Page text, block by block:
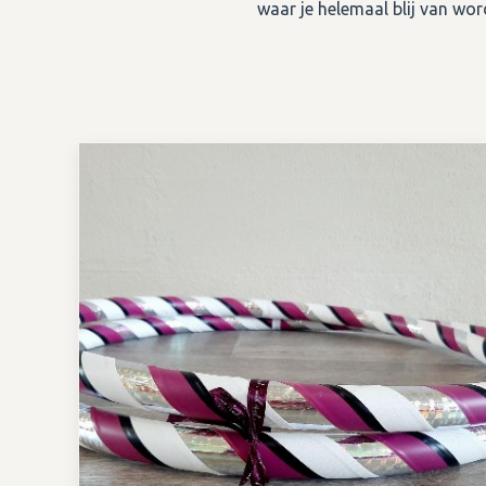
waar je helemaal blij van